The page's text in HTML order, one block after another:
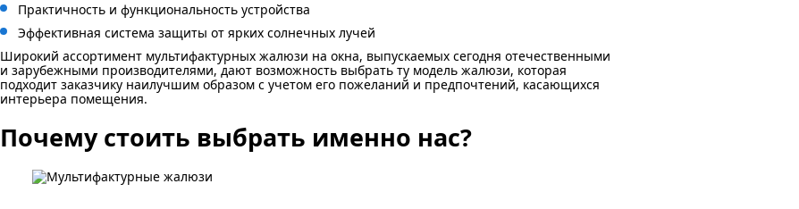
Практичность и функциональность устройства
Эффективная система защиты от ярких солнечных лучей
Широкий ассортимент мультифактурных жалюзи на окна, выпускаемых сегодня отечественными
и зарубежными производителями, дают возможность выбрать ту модель жалюзи, которая
подходит заказчику наилучшим образом с учетом его пожеланий и предпочтений, касающихся
интерьера помещения.
Почему стоить выбрать именно нас?